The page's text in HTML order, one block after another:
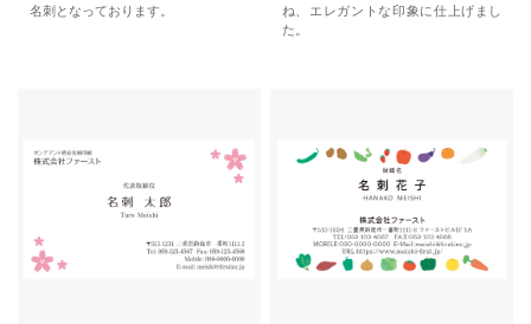
名刺となっております。
ね、エレガントな印象に仕上げまし
た。